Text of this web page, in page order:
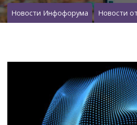
Новости Инфофорума Новости